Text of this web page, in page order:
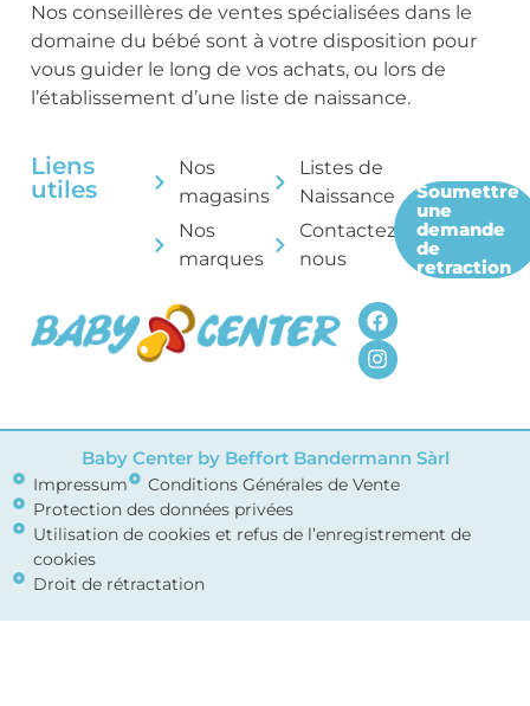
Nos conseillères de ventes spécialisées dans le
domaine du bébé sont à votre disposition pour
vous guider le long de vos achats, ou lors de
l’établissement d’une liste de naissance.
Liens
utiles
Nos
magasins
Nos
marques
Listes de
Naissance
Contactez-
nous
Soumettre
une
demande
de
retraction
Baby Center by Beffort Bandermann Sàrl
Impressum
Conditions Générales de Vente
Protection des données privées
Utilisation de cookies et refus de l’enregistrement de
cookies
Droit de rétractation